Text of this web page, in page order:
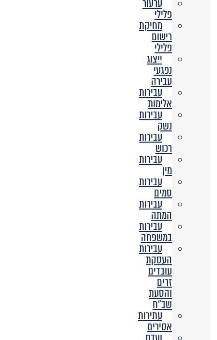
פלילי
מחיקת
רישום
פלילי
ייצוג
נפגעי
עבירה
עבירות
אלימות
עבירות
נשק
עבירות
רכוש
עבירות
מין
עבירות
סמים
עבירות
המתה
עבירות
במשפחה
עבירות
העסקת
עובדים
זרים
והסעת
שב”ח
עתירות
אסירים